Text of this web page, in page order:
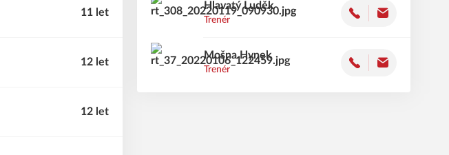
Luděk
Hlavatý
Trenér
Hynek
Mošna
Trenér
11 let
12 let
12 let